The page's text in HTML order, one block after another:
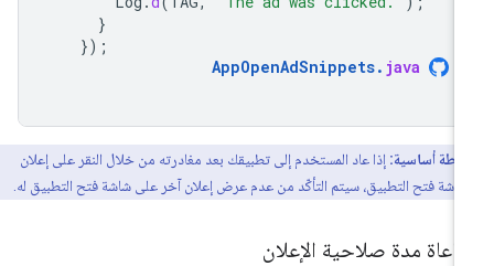
AppOpenAdSnippets.java
نقطة أساسية:إذا عاد المستخدم إلى تطبيقك بعد مغادرته من خلال النقر على إعلان
فتح التطبيق، سيتم التأكّد من عدم عرض إعلان آخر على شاشة فتح التطبيق له.
مدة صلاحية الإعلان